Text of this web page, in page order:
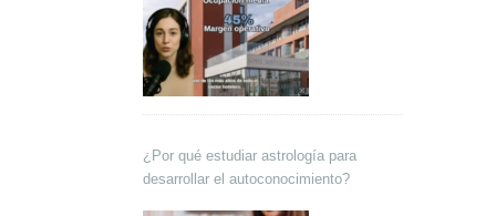
¿Por qué estudiar astrología para
desarrollar el autoconocimiento?